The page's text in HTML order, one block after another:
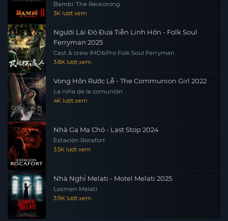
Bambi: The Reckoning
3K lượt xem
Người Lái Đò Đưa Tiễn Linh Hồn - Folk Soul
Ferryman 2025
Cast & crew IMDbPro Folk Soul Ferryman
3.8K lượt xem
Vong Hồn Rước Lễ - The Communion Girl 2022
La niña de la comunión
4K lượt xem
Nhà Ga Ma Chó - Last Stop 2024
Estación Rocafort
3.5K lượt xem
Nhà Nghỉ Melati - Motel Melati 2025
Losmen Melati
3.9K lượt xem